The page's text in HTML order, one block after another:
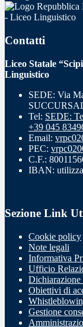
- Liceo Linguistico
Contatti
Liceo Statale
Linguistico
SEDE: Via
Tel: SEDE:
+39 045
Email:
PEC:
C.F.:
IBAN:
Sezione Link
Cookie policy
Note legali
Informativa
Ufficio
Dichiarazione
Obiettivi di
Gestione